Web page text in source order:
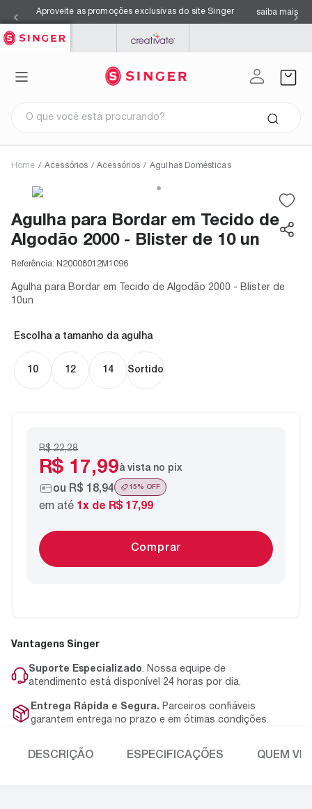
Aproveite as promoções exclusivas do site Singer saiba mais
MYSEWNET
Home / Acessórios / Acessórios / Agulhas Domésticas
Agulha para Bordar em Tecido de
Algodão 2000 - Blister de 10 un
Referência: N20008012M1096
Agulha para Bordar em Tecido de Algodão 2000 - Blister de
10un
tamanho da agulha
10 12 14 Sortido
R$ 22,28
R$ 17,99à vista no pix
ou R$ 18,94 15 % OFF
em até 1 x de R$ 17,99
Comprar
Vantagens Singer
Suporte Especializado. Nossa equipe de
atendimento está disponível 24 horas por dia.
Entrega Rápida e Segura. Parceiros confiáveis
garantem entrega no prazo e em ótimas condições.
DESCRIÇÃO ESPECIFICAÇÕES QUEM
Termos mais buscados
3º
agulhas
s0105
5º
kits
7º
azul
9º
maquina costura